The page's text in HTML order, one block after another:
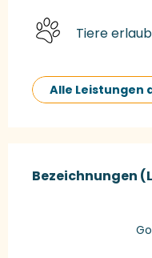
Tiere
Alle Leistungen
Bezeichnungen
Bezeichnungen